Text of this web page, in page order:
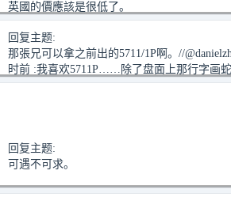
英國的價應該是很低了。
回复主题:
那張兄可以拿之前出的5711/1P啊。//
时前 :我喜欢5711P……除了盘面上那行字画
回复主题:
可遇不可求。